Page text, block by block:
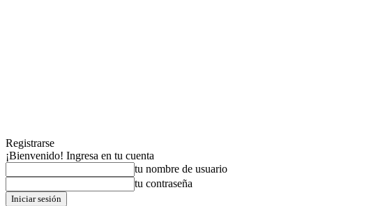
Registrarse
¡Bienvenido! Ingresa en tu cuenta
tu nombre de usuario
tu contraseña